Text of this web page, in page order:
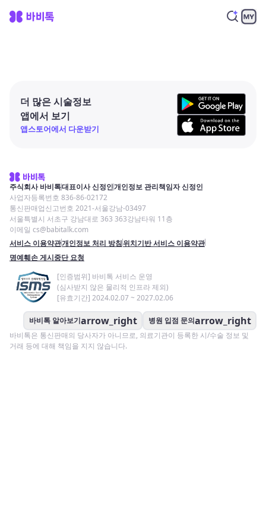
더 많은 시술정보
앱에서 보기
앱스토어에서 다운받기
주식회사 바비톡대표이사 신정인개인정보 관리책임자 신정인
사업자등록번호 836-86-02172
통신판매업신고번호 2021-서울강남-03497
서울특별시 서초구 강남대로 363 363강남타워 11층
이메일 cs@babitalk.com
서비스 이용약관개인정보 처리 방침위치기반 서비스 이용약관
명예훼손 게시중단 요청
[인증범위] 바비톡 서비스 운영
(심사받지 않은 물리적 인프라 제외)
[유효기간] 2024.02.07 ~ 2027.02.06
바비톡 알아보기arrow_right 병원 입점 문의arrow_right
바비톡은 통신판매의 당사자가 아니므로, 의료기관이 등록한 시/수술 정보 및
거래 등에 대해 책임을 지지 않습니다.